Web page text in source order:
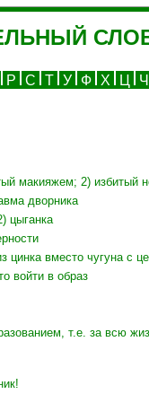
Р С Т У Ф Х Ц Ч
макияжем; 2) избитый
дворника
цыганка
цинка вместо чугуна с
войти в образ
т.е. за всю